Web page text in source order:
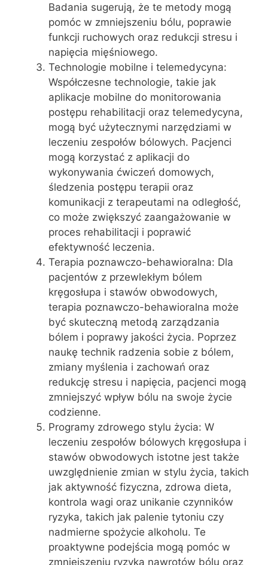
Badania sugerują, że te metody mogą
pomóc w zmniejszeniu bólu, poprawie
funkcji ruchowych oraz redukcji stresu i
napięcia mięśniowego.
Technologie mobilne i telemedycyna:
Współczesne technologie, takie jak
aplikacje mobilne do monitorowania
postępu rehabilitacji oraz telemedycyna,
mogą być użytecznymi narzędziami w
leczeniu zespołów bólowych. Pacjenci
mogą korzystać z aplikacji do
wykonywania ćwiczeń domowych,
śledzenia postępu terapii oraz
komunikacji z terapeutami na odległość,
co może zwiększyć zaangażowanie w
proces rehabilitacji i poprawić
efektywność leczenia.
Terapia poznawczo-behawioralna: Dla
pacjentów z przewlekłym bólem
kręgosłupa i stawów obwodowych,
terapia poznawczo-behawioralna może
być skuteczną metodą zarządzania
bólem i poprawy jakości życia. Poprzez
naukę technik radzenia sobie z bólem,
zmiany myślenia i zachowań oraz
redukcję stresu i napięcia, pacjenci mogą
zmniejszyć wpływ bólu na swoje życie
codzienne.
Programy zdrowego stylu życia: W
leczeniu zespołów bólowych kręgosłupa i
stawów obwodowych istotne jest także
uwzględnienie zmian w stylu życia, takich
jak aktywność fizyczna, zdrowa dieta,
kontrola wagi oraz unikanie czynników
ryzyka, takich jak palenie tytoniu czy
nadmierne spożycie alkoholu. Te
proaktywne podejścia mogą pomóc w
zmniejszeniu ryzyka nawrotów bólu oraz